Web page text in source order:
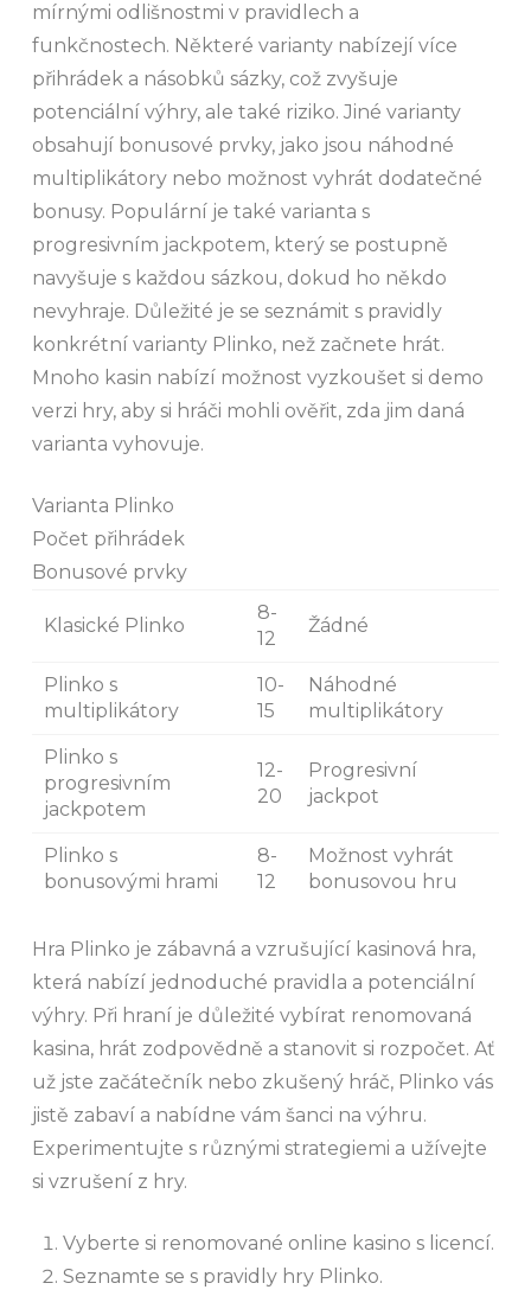
mírnými odlišnostmi v pravidlech a
funkčnostech. Některé varianty nabízejí více
přihrádek a násobků sázky, což zvyšuje
potenciální výhry, ale také riziko. Jiné varianty
obsahují bonusové prvky, jako jsou náhodné
multiplikátory nebo možnost vyhrát dodatečné
bonusy. Populární je také varianta s
progresivním jackpotem, který se postupně
navyšuje s každou sázkou, dokud ho někdo
nevyhraje. Důležité je se seznámit s pravidly
konkrétní varianty Plinko, než začnete hrát.
Mnoho kasin nabízí možnost vyzkoušet si demo
verzi hry, aby si hráči mohli ověřit, zda jim daná
varianta vyhovuje.
Varianta Plinko
Počet přihrádek
Bonusové prvky
Klasické Plinko
8-
12
Žádné
Plinko s
multiplikátory
10-
15
Náhodné
multiplikátory
Plinko s
progresivním
jackpotem
12-
20
Progresivní
jackpot
Plinko s
bonusovými hrami
8-
12
Možnost vyhrát
bonusovou hru
Hra Plinko je zábavná a vzrušující kasinová hra,
která nabízí jednoduché pravidla a potenciální
výhry. Při hraní je důležité vybírat renomovaná
kasina, hrát zodpovědně a stanovit si rozpočet. Ať
už jste začátečník nebo zkušený hráč, Plinko vás
jistě zabaví a nabídne vám šanci na výhru.
Experimentujte s různými strategiemi a užívejte
si vzrušení z hry.
Vyberte si renomované online kasino s licencí.
Seznamte se s pravidly hry Plinko.